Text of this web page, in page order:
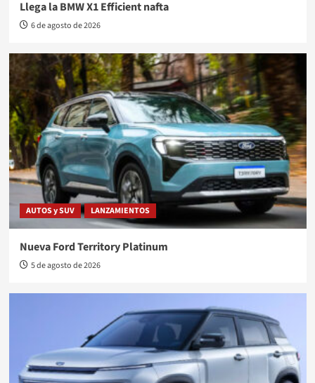
Llega la BMW X1 Efficient nafta
6 de agosto de 2026
AUTOS y SUV LANZAMIENTOS
Nueva Ford Territory Platinum
5 de agosto de 2026